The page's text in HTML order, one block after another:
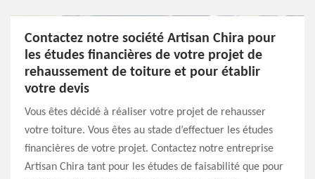
Contactez notre société Artisan Chira pour
les études financières de votre projet de
rehaussement de toiture et pour établir
votre devis
Vous êtes décidé à réaliser votre projet de rehausser
votre toiture. Vous êtes au stade d’effectuer les études
financières de votre projet. Contactez notre entreprise
Artisan Chira tant pour les études de faisabilité que pour